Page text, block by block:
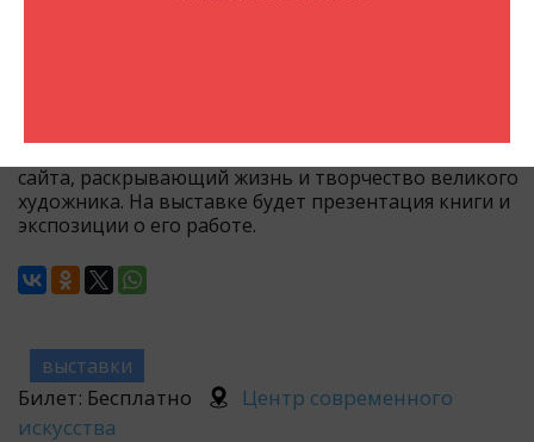
сайта, раскрывающий жизнь и творчество великого
художника. На выставке будет презентация книги и
экспозиции о его работе.
выставки
Билет: Бесплатно
Центр современного
искусства